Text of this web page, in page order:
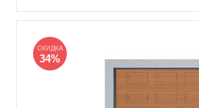
СКИДКА
34%